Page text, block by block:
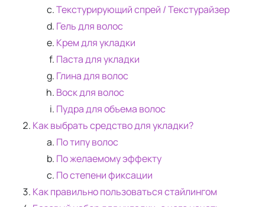
Текстурирующий спрей / Текстурайзер
Гель для волос
Крем для укладки
Паста для укладки
Глина для волос
Воск для волос
Пудра для объема волос
Как выбрать средство для укладки?
По типу волос
По желаемому эффекту
По степени фиксации
Как правильно пользоваться стайлингом